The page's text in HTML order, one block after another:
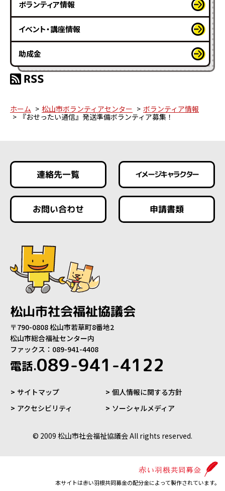
ボランティア情報
イベント・講座情報
助成金
ホーム 松山市ボランティアセンター
ボランティア情報
『おせったい通信』発送準備ボランティア募集！
連絡先一覧 イメージキャラクター
お問い合わせ 申請書類
松山市社会福祉協議会
〒790-0808 松山市若草町8番地2
松山市総合福祉センター内
ファックス：089-941-4408
電話.089-941-4122
サイトマップ
個人情報に関する方針
アクセシビリティ
ソーシャルメディア
© 2009 松山市社会福祉協議会 All rights reserved.
本サイトは赤い羽根共同募金の配分金によって製作されています。